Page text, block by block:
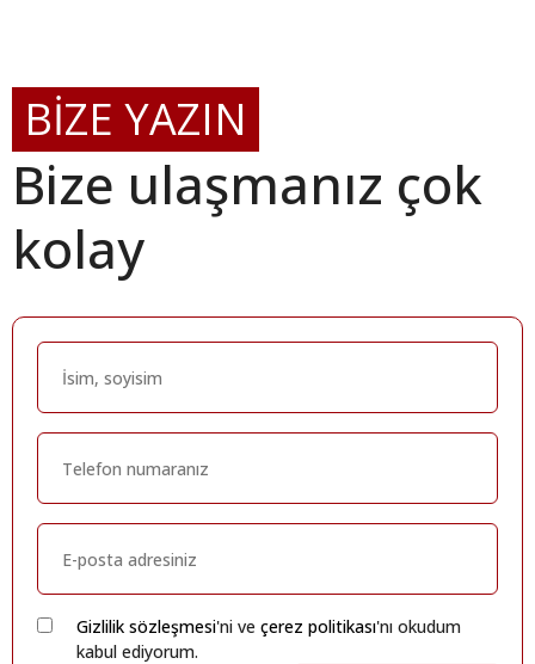
BİZE YAZIN
Bize ulaşmanız çok
kolay
Gizlilik sözleşmesi'ni ve çerez politikası'nı okudum
kabul ediyorum.